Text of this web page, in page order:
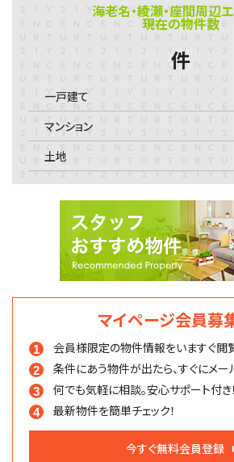
海老名・綾瀬・座間周辺
現在の物件数
件
一戸建て
マンション
土地
マイページ会員募
会員様限定の物件情報をいますぐ閲
条件にあう物件が出たら、すぐにメー
何でも気軽に相談。安心サポート付き！
最新物件を簡単チェック！
今すぐ無料会員登録